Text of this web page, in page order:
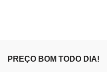
PREÇO BOM TODO DIA!